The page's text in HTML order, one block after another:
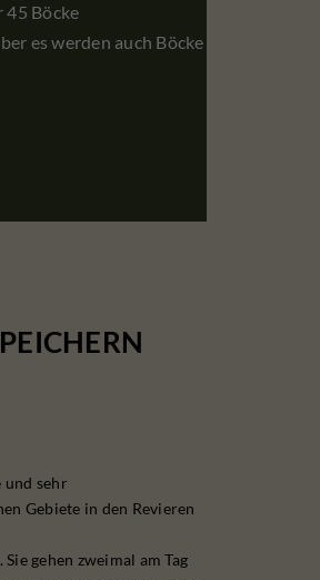
45 Böcke
es werden auch Böcke
und sehr
Gebiete in den Revieren
gehen zweimal am Tag